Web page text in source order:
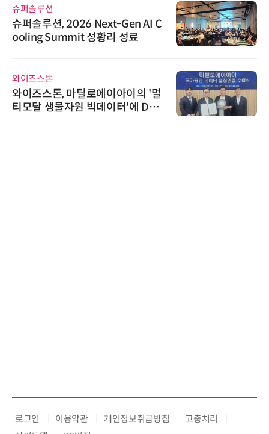
슈퍼솔루션
슈퍼솔루션, 2026 Next-Gen AI C
ooling Summit 성황리 성료
와이즈스톤
와이즈스톤, 마틸로에이아이의 '멀
티모달 생물자원 빅데이터'에 DQ
로그인 이용약관 개인정보취급방침
고충처리